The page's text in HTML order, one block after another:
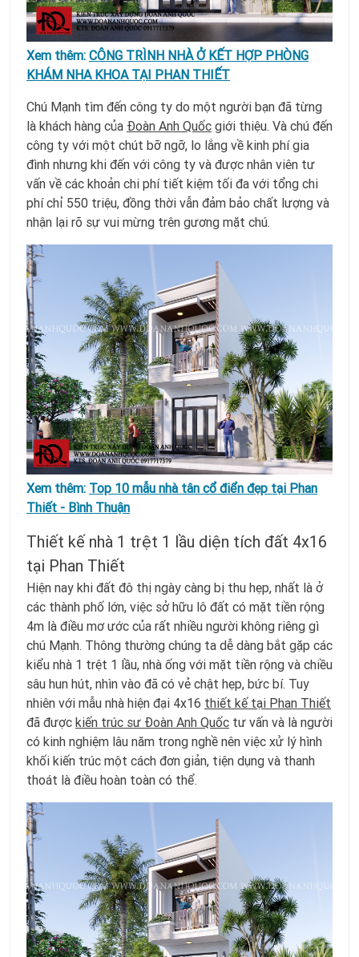
Xem thêm: CÔNG TRÌNH NHÀ Ở KẾT HỢP PHÒNG
KHÁM NHA KHOA TẠI PHAN THIẾT
Chú Mạnh tìm đến công ty do một người bạn đã từng
là khách hàng của Đoàn Anh Quốc giới thiệu. Và chú đến
công ty với một chút bỡ ngỡ, lo lắng về kinh phí gia
đình nhưng khi đến với công ty và được nhân viên tư
vấn về các khoản chi phí tiết kiệm tối đa với tổng chi
phí chỉ 550 triệu, đồng thời vẫn đảm bảo chất lượng và
nhận lại rõ sự vui mừng trên gương mặt chú.
Xem thêm: Top 10 mẫu nhà tân cổ điển đẹp tại Phan
Thiết - Bình Thuận
Thiết kế nhà 1 trệt 1 lầu diện tích đất 4x16
tại Phan Thiết
Hiện nay khi đất đô thị ngày càng bị thu hẹp, nhất là ở
các thành phố lớn, việc sở hữu lô đất có mặt tiền rộng
4m là điều mơ ước của rất nhiều người không riêng gì
chú Mạnh. Thông thường chúng ta dễ dàng bắt gặp các
kiểu nhà 1 trệt 1 lầu, nhà ống với mặt tiền rộng và chiều
sâu hun hút, nhìn vào đã có vẻ chật hẹp, bức bí. Tuy
nhiên với mẫu nhà hiện đại 4x16 thiết kế tại Phan Thiết
đã được kiến trúc sư Đoàn Anh Quốc tư vấn và là người
có kinh nghiệm lâu năm trong nghề nên việc xử lý hình
khối kiến trúc một cách đơn giản, tiện dụng và thanh
thoát là điều hoàn toàn có thể.